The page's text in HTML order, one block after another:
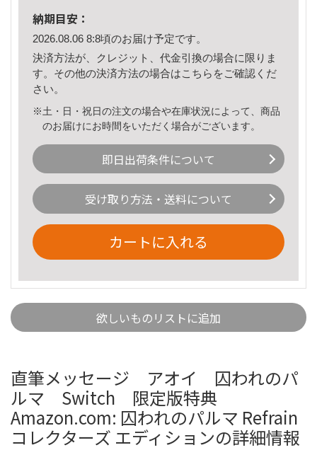
納期目安：
2026.08.06 8:8頃のお届け予定です。
決済方法が、クレジット、代金引換の場合に限りま
す。その他の決済方法の場合はこちら をご確認くだ
さい。
※土・日・祝日の注文の場合や在庫状況によって、商品
のお届けにお時間をいただく場合がございます。
即日出荷条件について
受け取り方法・送料について
カートに入れる
欲しいものリストに追加
直筆メッセージ アオイ 囚われのパ
ルマ Switch 限定版特典
Amazon.com: 囚われのパルマ Refrain
コレクターズ エディションの詳細情報